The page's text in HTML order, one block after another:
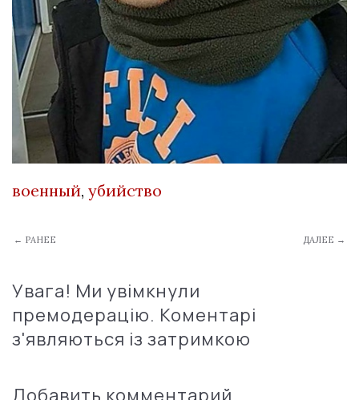
военный, убийство
← РАНЕЕ ДАЛЕЕ →
Увага! Ми увімкнули
премодерацію. Коментарі
з'являються із затримкою
Добавить комментарий